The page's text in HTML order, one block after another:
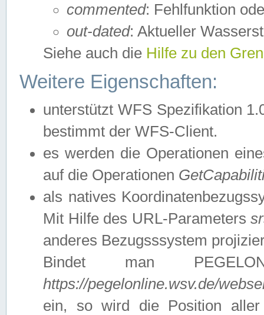
commented: Fehlfunktion
out-dated: Aktueller
Siehe auch die Hilfe zu den
Weitere Eigenschaften:
unterstützt WFS Spezifikation
bestimmt der WFS-Client.
es werden die Operationen
auf die Operationen
als natives
Mit Hilfe des URL-Parameters
anderes Bezugsssystem
Bindet man
https://pegelonline.wsv.de/
ein, so wird die Position